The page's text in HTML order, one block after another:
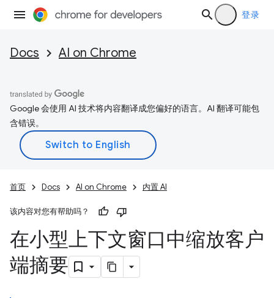
登录
Docs AI on Chrome
Google 会使用 AI 技术将内容翻译成您偏好的语言。AI 翻译可能包
含错误。
首页 Docs AI on Chrome 内置 AI
该内容对您有帮助吗？
在小型上下文窗口中缩放客户
端摘要